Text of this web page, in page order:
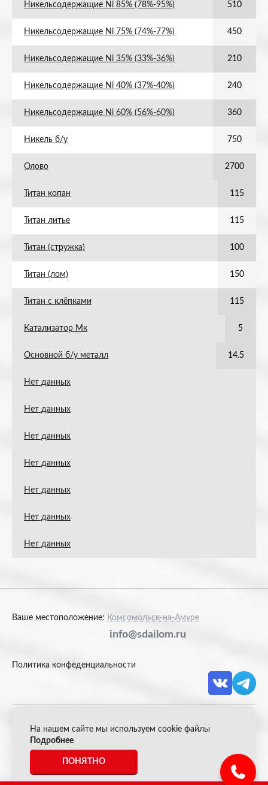
Никельсодержащие Ni 85% (78%-95%) 510
Никельсодержащие Ni 75% (74%-77%) 450
Никельсодержащие Ni 35% (33%-36%) 210
Никельсодержащие Ni 40% (37%-40%) 240
Никельсодержащие Ni 60% (56%-60%) 360
Никель б/у 750
Олово 2700
Титан копан 115
Титан литье 115
Титан (стружка) 100
Титан (лом) 150
Титан с клёпками 115
Катализатор Мк 5
Основной б/у металл 14.5
Нет данных
Нет данных
Нет данных
Нет данных
Нет данных
Нет данных
Нет данных
Ваше местоположение: Комсомольск-на-Амуре
info@sdailom.ru
Политика конфеденциальности
© 2026 Акрон Скрап
*Все цены указанные на сайте не являются публичной
офертой.
На нашем сайте мы используем cookie файлы
Подробнее
ПОНЯТНО